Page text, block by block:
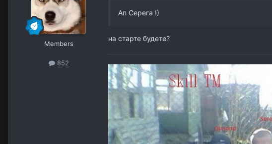
Members
852
Ап Серега !)
на старте будете?